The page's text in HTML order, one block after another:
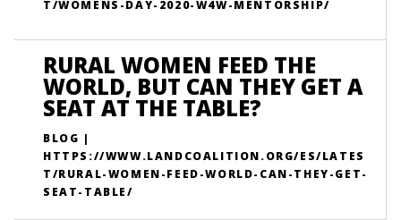
T/WOMENS-DAY-2020-W4W-MENTORSHIP/
RURAL WOMEN FEED THE
WORLD, BUT CAN THEY GET A
SEAT AT THE TABLE?
BLOG |
HTTPS://WWW.LANDCOALITION.ORG/ES/LATES
T/RURAL-WOMEN-FEED-WORLD-CAN-THEY-GET-
SEAT-TABLE/